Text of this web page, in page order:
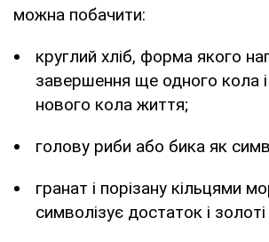
можна побачити:
круглий хліб, форма якого
завершення ще одного кола
нового кола життя;
голову риби або бика як
гранат і порізану кільцями
символізує достаток і